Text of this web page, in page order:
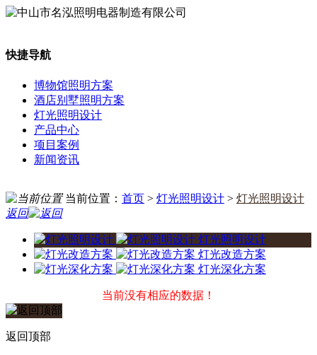
快捷导航
博物馆照明方案
酒店别墅照明方案
灯光照明设计
产品中心
项目案例
新闻资讯
当前位置： 首页 > 灯光照明设计 > 灯光照明设计
返回
灯光照明设计
灯光改造方案
灯光深化方案
当前没有相应的数据！
返回顶部